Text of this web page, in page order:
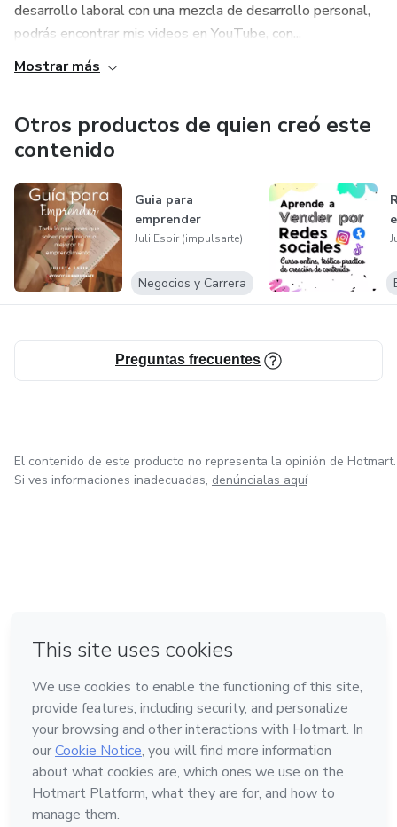
desarrollo laboral con una mezcla de desarrollo personal,
podrás encontrar mis videos en YouTube, con...
Mostrar más
Otros productos de quien creó este
contenido
Guia para
emprender
Juli Espir (impulsarte)
Negocios y Carrera
Preguntas frecuentes
El contenido de este producto no representa la opinión de Hotmart.
Si ves informaciones inadecuadas, denúncialas aquí
Hecho con❤ en Belo Horizonte
Conoce Hotmart
Idioma
Español